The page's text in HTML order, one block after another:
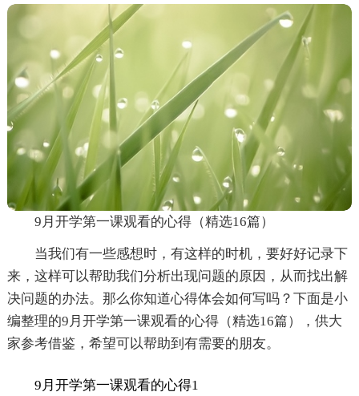
9月开学第一课观看的心得（精选16篇）
当我们有一些感想时，有这样的时机，要好好记录下
来，这样可以帮助我们分析出现问题的原因，从而找出解
决问题的办法。那么你知道心得体会如何写吗？下面是小
编整理的9月开学第一课观看的心得（精选16篇），供大
家参考借鉴，希望可以帮助到有需要的朋友。
9月开学第一课观看的心得1